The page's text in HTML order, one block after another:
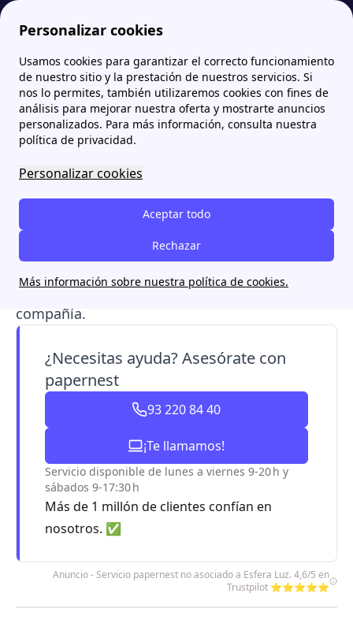
Personalizar cookies
Usamos cookies para garantizar el correcto funcionamiento
de nuestro sitio y la prestación de nuestros servicios. Si
nos lo permites, también utilizaremos cookies con fines de
análisis para mejorar nuestra oferta y mostrarte anuncios
personalizados. Para más información, consulta nuestra
política de privacidad.
Personalizar cookies
Aceptar todo
Rechazar
Más información sobre nuestra política de cookies.
Papernest.es Comercializadoras Tarifas, área clientes y contacto de Esfera Luz (ahora Nexus Energía)
Tarifas, área clientes y
contacto de Esfera Luz
(ahora Nexus Energía)
Esfera Luz es una comercializadora de tarifas de
luz y gas natural que
ahora se llama Nexus
. Te explicamostarifas, área de
usuariospara conocer todo sobre esta
compañía.
¿Necesitas ayuda? Asesórate con
papernest
93 220 84 40
¡Te llamamos!
Servicio disponible de lunes a viernes 9-20 h y
sábados 9-17:30 h
Más de 1 millón de clientes confían en
nosotros. ✅
Anuncio - Servicio papernest no asociado a Esfera Luz. 4,6/5 en
Trustpilot ⭐⭐⭐⭐⭐